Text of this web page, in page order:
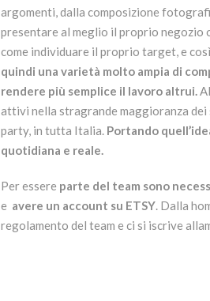
argomenti, dalla composizione
presentare al meglio il proprio negozio
come individuare il proprio target, e
quindi una varietà molto ampia di
rendere più semplice il lavoro altrui.
attivi nella stragrande maggioranza
party, in tutta Italia. Portando
quotidiana e reale.
Per essere parte del team sono
e avere un account su ETSY. Dalla
regolamento del team e ci si iscrive